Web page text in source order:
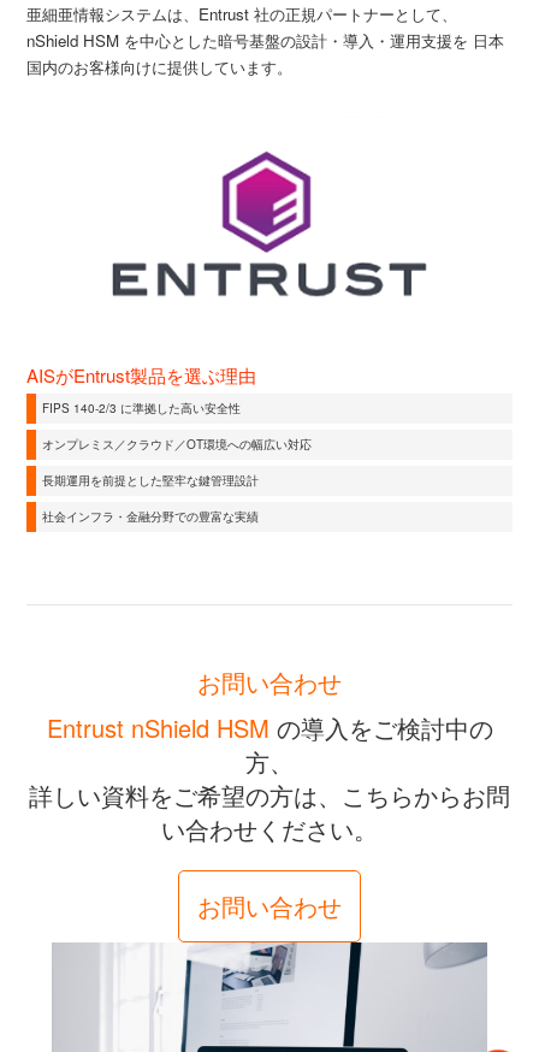
亜細亜情報システムは、Entrust 社の正規パートナーとして、
nShield HSM を中心とした暗号基盤の設計・導入・運用支援を 日本
国内のお客様向けに提供しています。
AISがEntrust製品を選ぶ理由
FIPS 140-2/3 に準拠した高い安全性
オンプレミス／クラウド／OT環境への幅広い対応
長期運用を前提とした堅牢な鍵管理設計
社会インフラ・金融分野での豊富な実績
お問い合わせ
Entrust nShield HSM の導入をご検討中の
方、
詳しい資料をご希望の方は、こちらからお問
い合わせください。
お問い合わせ